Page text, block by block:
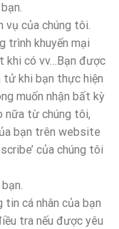
vụ của chúng tôi.
trình khuyến mại
khi có vv…Bạn được
khi bạn thực hiện
muốn nhận bất kỳ
nữa từ chúng tôi,
bạn trên website
của chúng tôi
cá nhân của bạn
tra nếu được yêu